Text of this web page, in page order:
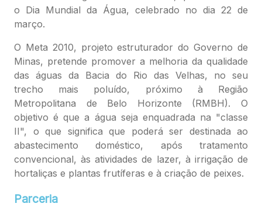
o Dia Mundial da Água, celebrado no dia 22 de
março.
O Meta 2010, projeto estruturador do Governo de
Minas, pretende promover a melhoria da qualidade
das águas da Bacia do Rio das Velhas, no seu
trecho mais poluído, próximo à Região
Metropolitana de Belo Horizonte (RMBH). O
objetivo é que a água seja enquadrada na "classe
II", o que significa que poderá ser destinada ao
abastecimento doméstico, após tratamento
convencional, às atividades de lazer, à irrigação de
hortaliças e plantas frutíferas e à criação de peixes.
Parceria